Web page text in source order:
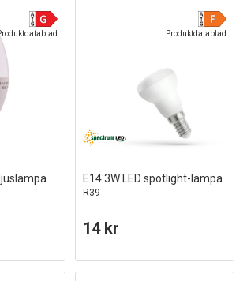
Produktdatablad
E14 3W LED spotlight-lampa
R39
14 kr